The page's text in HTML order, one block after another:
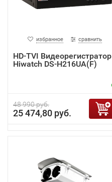
избранное сравнить
HD-TVI Видеорегистратор
Hiwatch DS-H216UA(F)
48 990 руб.
25 474,80 руб.